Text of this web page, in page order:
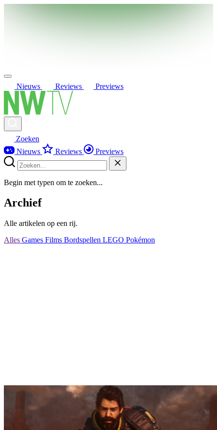
Nieuws Reviews Previews
Zoeken
Nieuws
Reviews Previews
Begin met typen om te zoeken...
Archief
Alle artikelen op een rij.
Alles Games Films Bordspellen LEGO Pokémon